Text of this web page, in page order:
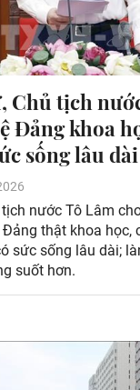
Chủ tịch
Đảng khoa
sống lâu dài
nước Tô Lâm
thật khoa học,
sức sống lâu dài;
suốt hơn.